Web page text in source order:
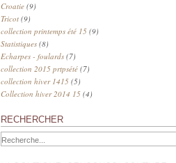
Croatie (9)
Tricot (9)
collection printemps été 15 (9)
Statistiques (8)
Echarpes - foulards (7)
collection 2015 prtpsété (7)
collection hiver 1415 (5)
Collection hiver 2014 15 (4)
RECHERCHER